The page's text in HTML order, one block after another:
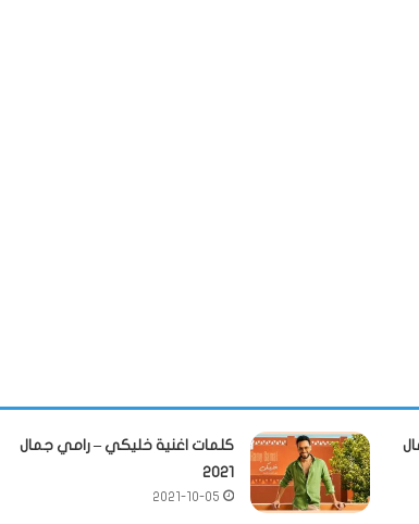
كلمات اغنية خليكي – رامي جمال
2021
2021-10-05